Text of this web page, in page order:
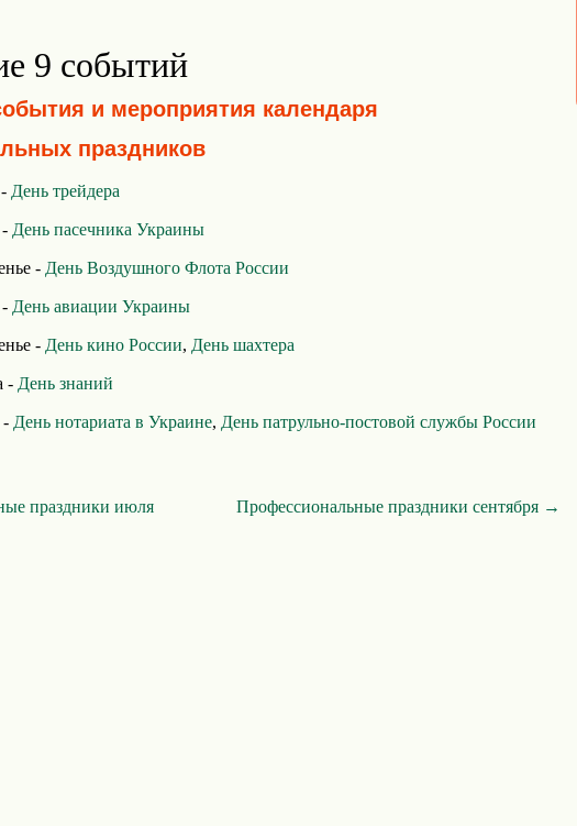
9 событий
и мероприятия календаря
праздников
День трейдера
День пасечника Украины
- День Воздушного Флота России
День авиации Украины
- День кино России, День шахтера
- День знаний
- День нотариата в Украине, День патрульно-постовой службы России
праздники июля Профессиональные праздники сентября →